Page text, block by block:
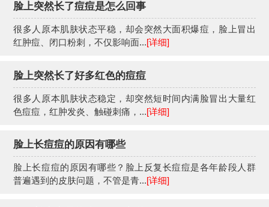
脸上突然长了痘痘是怎么回事
很多人原本肌肤状态平稳，却会突然大面积爆痘，脸上冒出
红肿痘、闭口粉刺，不仅影响面...[详细]
脸上突然长了好多红色的痘痘
很多人原本肌肤状态稳定，却突然短时间内满脸冒出大量红
色痘痘，红肿发炎、触碰刺痛，...[详细]
脸上长痘痘的原因有哪些
脸上长痘痘的原因有哪些？脸上反复长痘痘是各年龄段人群
普遍遇到的皮肤问题，不管是青...[详细]